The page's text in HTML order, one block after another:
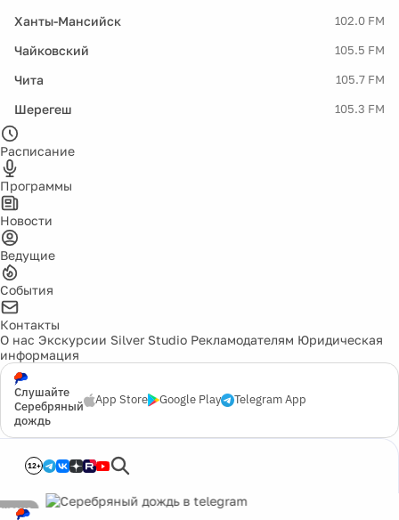
Ханты-Мансийск 102.0 FM
Чайковский 105.5 FM
Чита 105.7 FM
Шерегеш 105.3 FM
Расписание
Программы
Новости
Ведущие
События
Контакты
О нас Экскурсии Silver Studio Рекламодателям Юридическая
информация
Слушайте
Серебряный
дождь
App Store Google Play Telegram App
12+